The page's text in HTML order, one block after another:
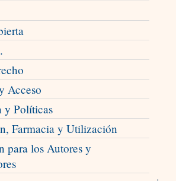
Acceso
y Políticas
Farmacia y Utilización
para los Autores y